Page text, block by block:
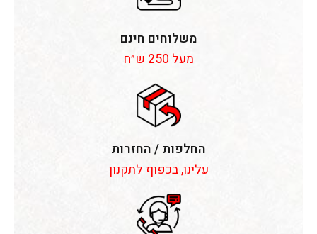
משלוחים חינם
מעל 250 ש״ח
החלפות / החזרות
עלינו, בכפוף לתקנון